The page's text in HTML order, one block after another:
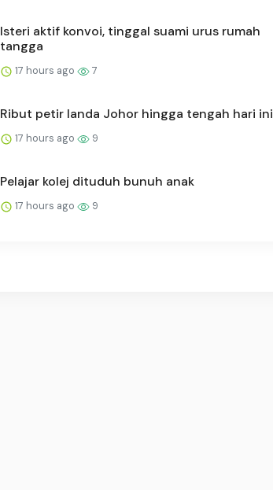
Isteri aktif konvoi, tinggal suami urus rumah
tangga
17 hours ago 7
Ribut petir landa Johor hingga tengah hari ini
17 hours ago 9
Pelajar kolej dituduh bunuh anak
17 hours ago 9